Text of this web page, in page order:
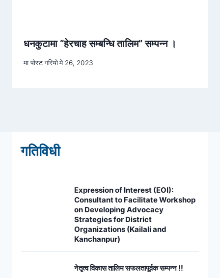
धनकुटामा “हेरचाह सम्बन्धि तालिम” सम्पन्न ।
मा पोस्ट गरियोमे 26, 2023
गतिविधी
Expression of Interest (EOI):
Consultant to Facilitate Workshop
on Developing Advocacy
Strategies for District
Organizations (Kailali and
Kanchanpur)
नेतृत्व विकास तालिम सफलतापूर्वक सम्पन्न !!